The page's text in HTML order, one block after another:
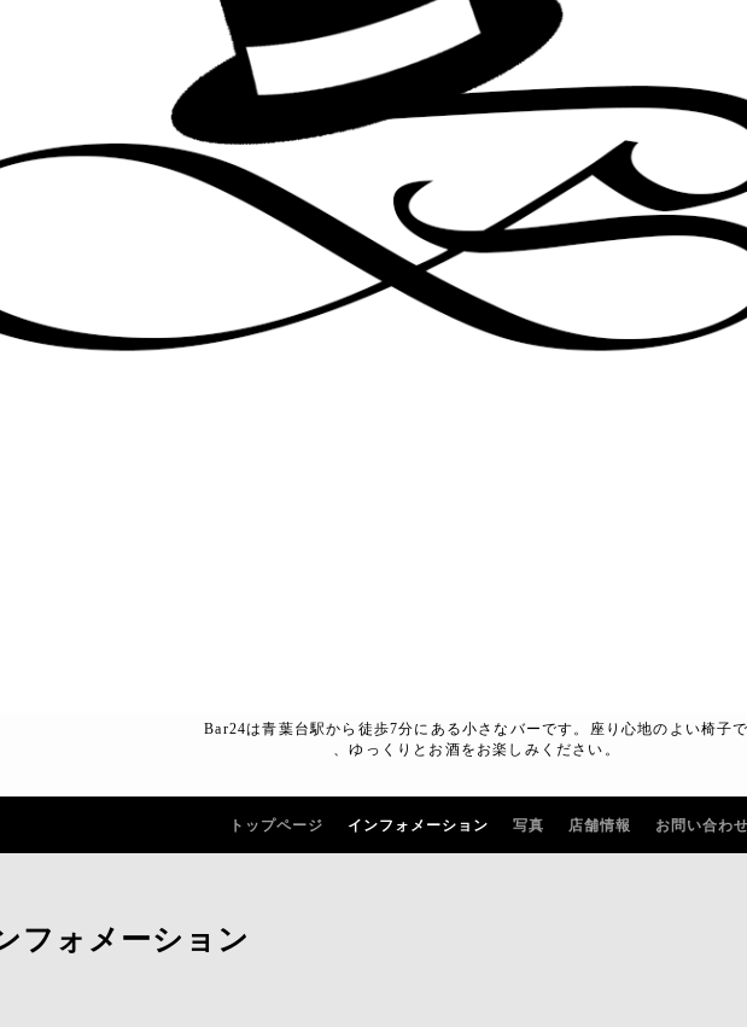
Bar24は青葉台駅から徒歩7分にある小さなバーです。座り心地のよい椅子
、ゆっくりとお酒をお楽しみください。
トップページ インフォメーション 写真 店舗情報 お問い合わ
フォメーション